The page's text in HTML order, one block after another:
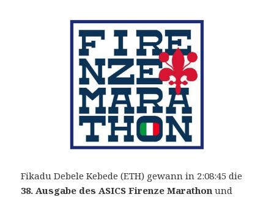
Fikadu Debele Kebede (ETH) gewann in 2:08:45 die
38. Ausgabe des ASICS Firenze Marathon und